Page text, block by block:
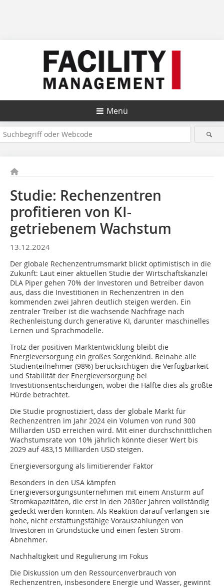
Menü
Studie: Rechenzentren
profitieren von KI-
getriebenem Wachstum
13.12.2024
Der globale Rechenzentrumsmarkt blickt optimistisch in die
Zukunft: Laut einer aktuellen Studie der Wirtschaftskanzlei
DLA Piper gehen 70% der Investoren und Betreiber davon
aus, dass die Investitionen in Rechenzentren in den
kommenden zwei Jahren deutlich steigen werden. Ein
zentraler Treiber ist die wachsende Nachfrage nach
Rechenleistung durch generative KI, darunter maschinelles
Lernen und Sprachmodelle.
Trotz der positiven Marktentwicklung bleibt die
Energieversorgung ein großes Sorgenkind. Beinahe alle
Studienteilnehmer (98%) berücksichtigen die Verfügbarkeit
und Stabilität der Energieversorgung bei
Investitionsentscheidungen, wobei die Hälfte dies als größte
Hürde betrachtet.
Die Studie prognostiziert, dass der globale Markt für
Rechenzentren im Jahr 2024 ein Volumen von rund 300
Milliarden USD erreichen wird. Mit einer durchschnittlichen
Wachstumsrate von 10% jährlich könnte dieser Wert bis
2029 auf 483,15 Milliarden USD steigen.
Energieversorgung als limitierender Faktor
Besonders in den USA kämpfen
Energieversorgungsunternehmen mit einem Ansturm auf
Stromkapazitäten, die erst in den 2030er Jahren vollständig
gedeckt werden könnten. Als Reaktion darauf verlangen sie
hohe, nicht erstattungsfähige Vorauszahlungen von
Investoren in Grundstücke und einen festen Strom-
Abnehmer.
Nachhaltigkeit und Regulierung im Fokus
Die Diskussion um den Ressourcenverbrauch von
Rechenzentren, insbesondere Energie und Wasser, gewinnt